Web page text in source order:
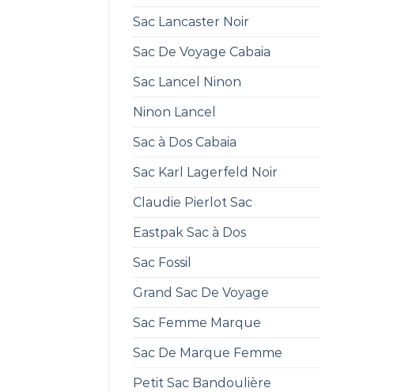
Sac Lancaster Noir
Sac De Voyage Cabaia
Sac Lancel Ninon
Ninon Lancel
Sac à Dos Cabaia
Sac Karl Lagerfeld Noir
Claudie Pierlot Sac
Eastpak Sac à Dos
Sac Fossil
Grand Sac De Voyage
Sac Femme Marque
Sac De Marque Femme
Petit Sac Bandoulière